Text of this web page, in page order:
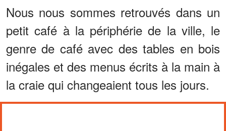
Nous nous sommes retrouvés dans un
petit café à la périphérie de la ville, le
genre de café avec des tables en bois
inégales et des menus écrits à la main à
la craie qui changeaient tous les jours.